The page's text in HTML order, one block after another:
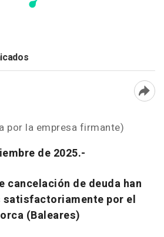
por la empresa firmante)
de 2025.-
cancelación de deuda han
por el
(Baleares)